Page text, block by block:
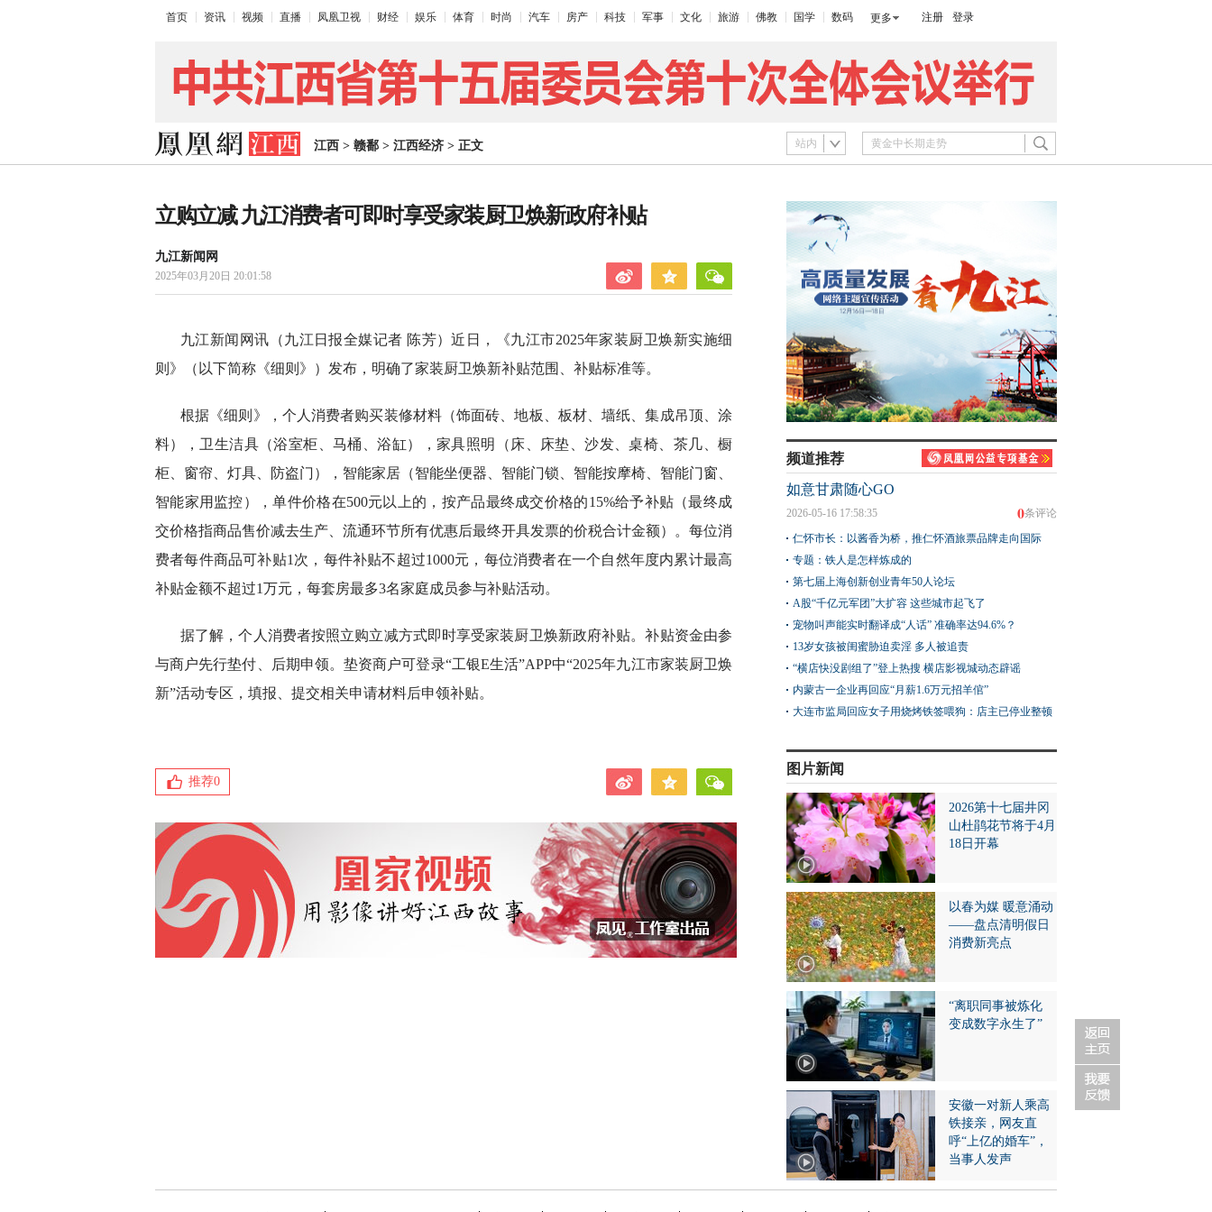
首页 资讯 视频 直播 凤凰卫视 财经 娱乐 体育 时尚 汽车 房产 科技 军事 文化 旅游 佛教 国学 数码 更多 注册 登录
江西 > 赣鄱 > 江西经济 > 正文 站内
立购立减 九江消费者可即时享受家装厨卫焕新政府补贴
九江新闻网
2025年03月20日 20:01:58
九江新闻网讯（九江日报全媒记者 陈芳）近日，《九江市2025年家装厨卫焕新实施细
则》（以下简称《细则》）发布，明确了家装厨卫焕新补贴范围、补贴标准等。
根据《细则》，个人消费者购买装修材料（饰面砖、地板、板材、墙纸、集成吊顶、涂
料），卫生洁具（浴室柜、马桶、浴缸），家具照明（床、床垫、沙发、桌椅、茶几、橱
柜、窗帘、灯具、防盗门），智能家居（智能坐便器、智能门锁、智能按摩椅、智能门窗、
智能家用监控），单件价格在500元以上的，按产品最终成交价格的15%给予补贴（最终成
交价格指商品售价减去生产、流通环节所有优惠后最终开具发票的价税合计金额）。每位消
费者每件商品可补贴1次，每件补贴不超过1000元，每位消费者在一个自然年度内累计最高
补贴金额不超过1万元，每套房最多3名家庭成员参与补贴活动。
据了解，个人消费者按照立购立减方式即时享受家装厨卫焕新政府补贴。补贴资金由参
与商户先行垫付、后期申领。垫资商户可登录“工银E生活”APP中“2025年九江市家装厨卫焕
新”活动专区，填报、提交相关申请材料后申领补贴。
推荐0
频道推荐
如意甘肃随心GO
0条评论
2026-05-16 17:58:35
仁怀市长：以酱香为桥，推仁怀酒旅票品牌走向国际
专题：铁人是怎样炼成的
第七届上海创新创业青年50人论坛
A股“千亿元军团”大扩容 这些城市起飞了
宠物叫声能实时翻译成“人话” 准确率达94.6%？
13岁女孩被闺蜜胁迫卖淫 多人被追责
“横店快没剧组了”登上热搜 横店影视城动态辟谣
内蒙古一企业再回应“月薪1.6万元招羊倌”
大连市监局回应女子用烧烤铁签喂狗：店主已停业整顿
图片新闻
2026第十七届井冈
山杜鹃花节将于4月
18日开幕
以春为媒 暖意涌动
——盘点清明假日
消费新亮点
“离职同事被炼化
变成数字永生了”
安徽一对新人乘高
铁接亲，网友直
呼“上亿的婚车”，
当事人发声